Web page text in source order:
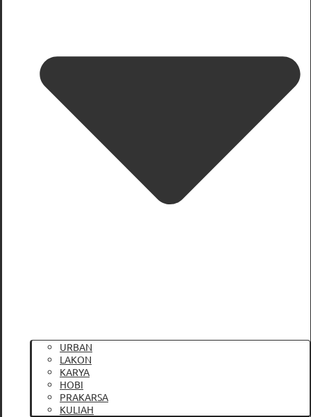
URBAN
LAKON
KARYA
HOBI
PRAKARSA
KULIAH